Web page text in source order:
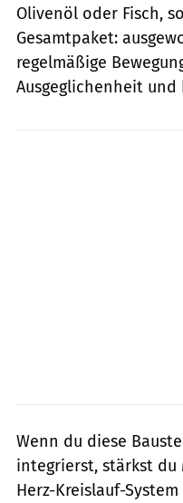
Olivenöl oder Fisch,
Gesamtpaket:
regelmäßige
Ausgeglichenheit und
Wenn du diese
integrierst, stärkst du
Herz-Kreislauf-